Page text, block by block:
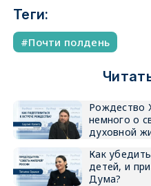
Теги:
Почти полдень
Рождество
немного о
духовной
Как
детей, и
Дума?